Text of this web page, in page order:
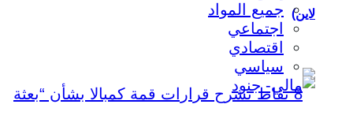
لاين)
جميع المواد
اجتماعي
اقتصادي
سياسي